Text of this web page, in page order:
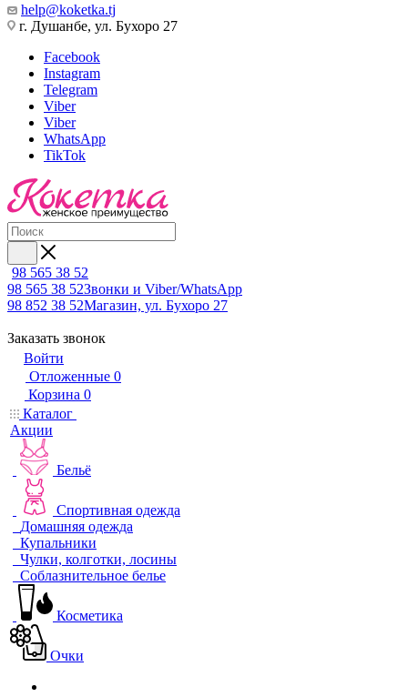
help@koketka.tj
г. Душанбе, ул. Бухоро 27
Facebook
Instagram
Telegram
Viber
Viber
WhatsApp
TikTok
98 565 38 52
98 565 38 52Звонки и Viber/WhatsApp
98 852 38 52Магазин, ул. Бухоро 27
Заказать звонок
Войти
Отложенные 0
Корзина 0
Каталог
Акции
Бельё
Спортивная одежда
Домашняя одежда
Купальники
Чулки, колготки, лосины
Соблазнительное белье
Косметика
Очки